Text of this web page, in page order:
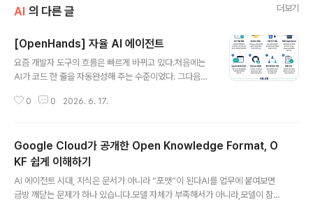
AI 의 다른 글 더보기
[OpenHands] 자율 AI 에이전트
요즘 개발자 도구의 흐름은 빠르게 바뀌고 있다.처음에는
AI가 코드 한 줄을 자동완성해 주는 수준이었다. 그다음에
준으로 발전했다. 그런데 이제는 한 단계 더 나아가고 있
찾아줘.”이런 요청을 AI에게 단순히 묻는 것이 아니라, 실
제 개발 환경 안에서 실행하게 만드는 방향이다.OpenHa
nds는 바로 이 흐름을 대표하는 오픈소스 프로젝트다.1. O
penHands는 무엇인가?OpenHands는 AI 기반 소프트
웨어 개발 에이전트 플랫폼이다.쉽게 말하면, ChatGPT나
0 0 2026. 6. 17.
Google Cloud가 공개한 Open Knowledge Format, O
KF 쉽게 이해하기
AI 에이전트 시대, 지식은 문서가 아니라 “포맷”이 된다AI를 업무에 붙여보면
금방 깨닫는 문제가 하나 있습니다.모델 자체가 부족해서가 아니라,모델이 참고